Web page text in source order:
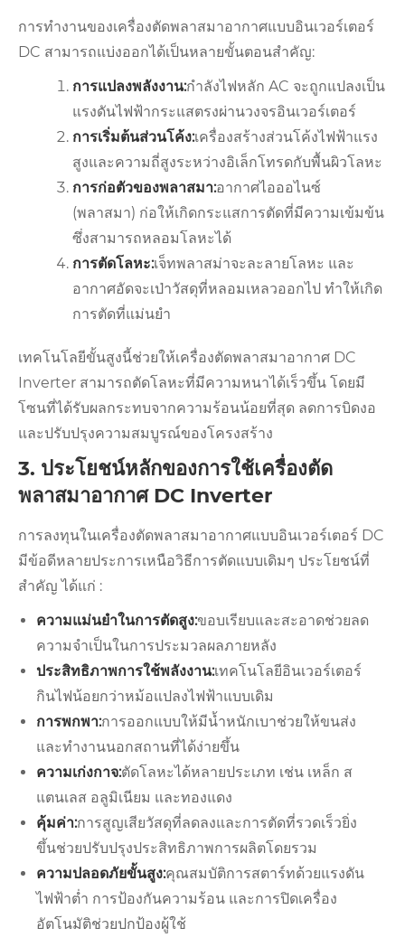
การทำงานของเครื่องตัดพลาสมาอากาศแบบอินเวอร์เตอร์
DC สามารถแบ่งออกได้เป็นหลายขั้นตอนสำคัญ:
การแปลงพลังงาน:กำลังไฟหลัก AC จะถูกแปลงเป็น
แรงดันไฟฟ้ากระแสตรงผ่านวงจรอินเวอร์เตอร์
การเริ่มต้นส่วนโค้ง:เครื่องสร้างส่วนโค้งไฟฟ้าแรง
สูงและความถี่สูงระหว่างอิเล็กโทรดกับพื้นผิวโลหะ
การก่อตัวของพลาสมา:อากาศไอออไนซ์
(พลาสมา) ก่อให้เกิดกระแสการตัดที่มีความเข้มข้น
ซึ่งสามารถหลอมโลหะได้
การตัดโลหะ:เจ็ทพลาสม่าจะละลายโลหะ และ
อากาศอัดจะเป่าวัสดุที่หลอมเหลวออกไป ทำให้เกิด
การตัดที่แม่นยำ
เทคโนโลยีขั้นสูงนี้ช่วยให้เครื่องตัดพลาสมาอากาศ DC
Inverter สามารถตัดโลหะที่มีความหนาได้เร็วขึ้น โดยมี
โซนที่ได้รับผลกระทบจากความร้อนน้อยที่สุด ลดการบิดงอ
และปรับปรุงความสมบูรณ์ของโครงสร้าง
3. ประโยชน์หลักของการใช้เครื่องตัด
พลาสมาอากาศ DC Inverter
การลงทุนในเครื่องตัดพลาสมาอากาศแบบอินเวอร์เตอร์ DC
มีข้อดีหลายประการเหนือวิธีการตัดแบบเดิมๆ ประโยชน์ที่
สำคัญ ได้แก่ :
ความแม่นยำในการตัดสูง:ขอบเรียบและสะอาดช่วยลด
ความจำเป็นในการประมวลผลภายหลัง
ประสิทธิภาพการใช้พลังงาน:เทคโนโลยีอินเวอร์เตอร์
กินไฟน้อยกว่าหม้อแปลงไฟฟ้าแบบเดิม
การพกพา:การออกแบบให้มีน้ำหนักเบาช่วยให้ขนส่ง
และทำงานนอกสถานที่ได้ง่ายขึ้น
ความเก่งกาจ:ตัดโลหะได้หลายประเภท เช่น เหล็ก ส
แตนเลส อลูมิเนียม และทองแดง
คุ้มค่า:การสูญเสียวัสดุที่ลดลงและการตัดที่รวดเร็วยิ่ง
ขึ้นช่วยปรับปรุงประสิทธิภาพการผลิตโดยรวม
ความปลอดภัยขั้นสูง:คุณสมบัติการสตาร์ทด้วยแรงดัน
ไฟฟ้าต่ำ การป้องกันความร้อน และการปิดเครื่อง
อัตโนมัติช่วยปกป้องผู้ใช้